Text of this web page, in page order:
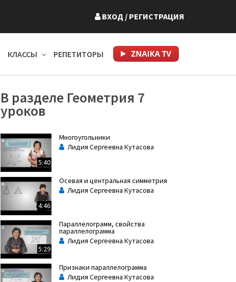
ВХОД / РЕГИСТРАЦИЯ
КЛАССЫ РЕПЕТИТОРЫ
В разделе Геометрия 7
уроков
5:40
Многоугольники
Лидия Сергеевна Кутасова
4:46
Осевая и центральная симметрия
Лидия Сергеевна Кутасова
5:29
Параллелограмм, свойства
параллелограмма
Лидия Сергеевна Кутасова
Признаки параллелограмма
Лидия Сергеевна Кутасова